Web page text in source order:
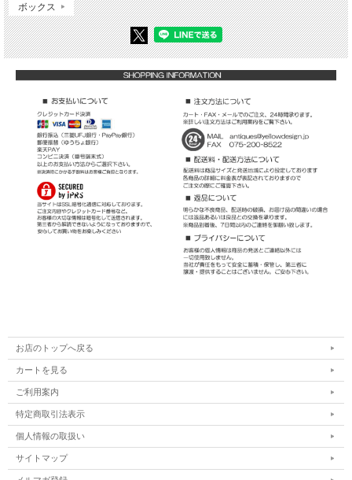
ボックス
お店のトップへ戻る
カートを見る
ご利用案内
特定商取引法表示
個人情報の取扱い
サイトマップ